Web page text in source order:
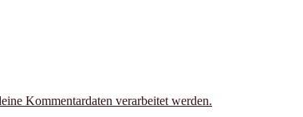
Kommentardaten verarbeitet werden.